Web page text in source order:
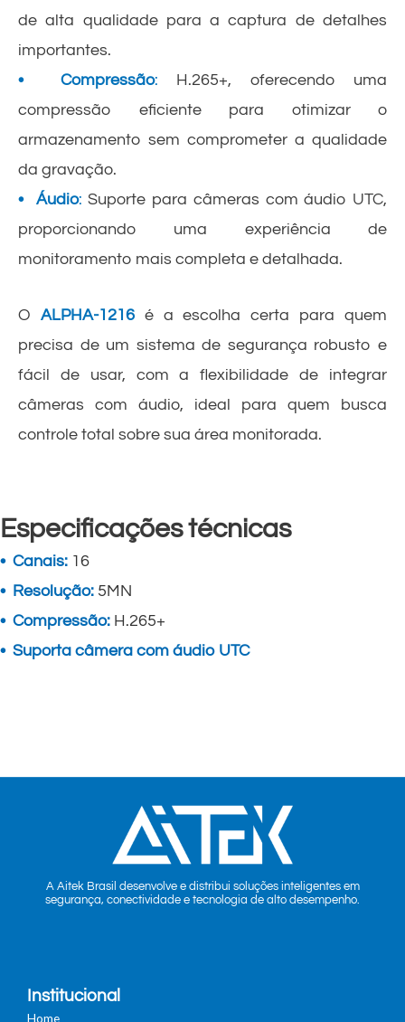
de alta qualidade para a captura de detalhes
importantes.
• Compressão: H.265+, oferecendo uma
compressão eficiente para otimizar o
armazenamento sem comprometer a qualidade
da gravação.
• Áudio: Suporte para câmeras com áudio UTC,
proporcionando uma experiência de
monitoramento mais completa e detalhada.
O ALPHA-1216é a escolha certa para quem
precisa de um sistema de segurança robusto e
fácil de usar, com a flexibilidade de integrar
câmeras com áudio, ideal para quem busca
controle total sobre sua área monitorada.
Especificações técnicas
• Canais: 16
• Resolução: 5MN
• Compressão: H.265+
• Suporta câmera com áudio UTC
A Aitek Brasil desenvolve e distribui soluções inteligentes em
segurança, conectividade e tecnologia de alto desempenho.
Institucional
Home